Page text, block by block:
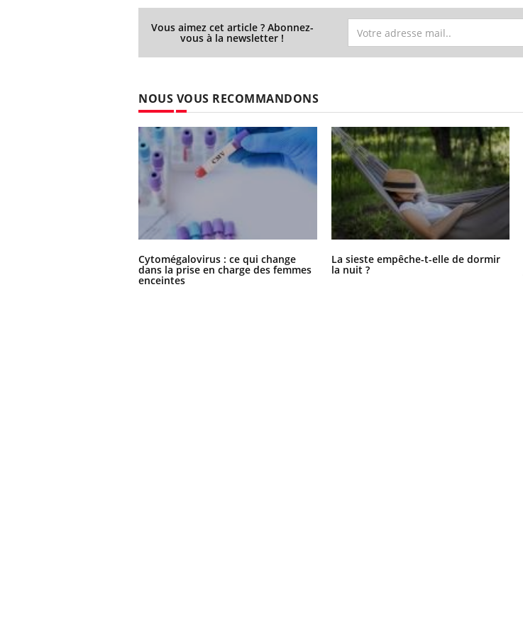
Vous aimez cet article ? Abonnez-
vous à la newsletter !
NOUS VOUS RECOMMANDONS
Cytomégalovirus : ce qui change
dans la prise en charge des femmes
enceintes
La sieste empêche-t-elle de dormir
la nuit ?